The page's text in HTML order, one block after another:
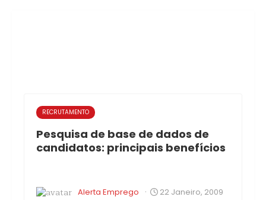
RECRUTAMENTO
Pesquisa de base de dados de
candidatos: principais benefícios
Alerta Emprego · 22 Janeiro, 2009